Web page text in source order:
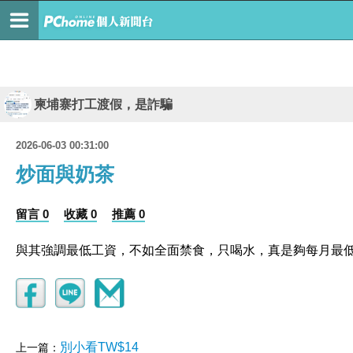
柬埔寨打工渡假，是詐騙
2026-06-03 00:31:00
炒面與奶茶
留言 0 收藏 0 推薦 0
與其強調最低工資，不如全面禁食，只喝水，真是夠每月最
上一篇： 別小看TW$14